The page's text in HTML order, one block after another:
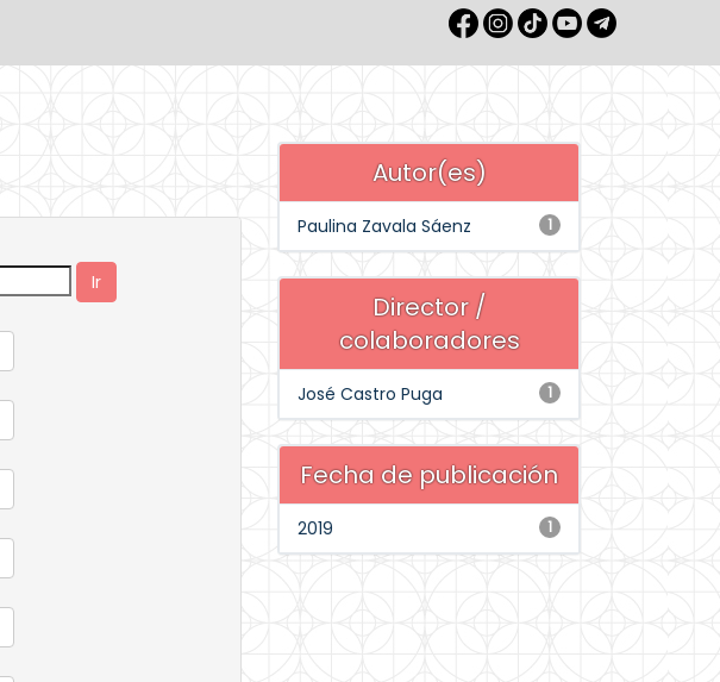
Autor(es)
1
Paulina Zavala Sáenz
Director /
colaboradores
1
José Castro Puga
Fecha de publicación
1
2019